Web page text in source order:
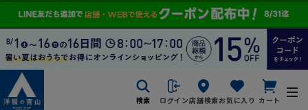
検索 ログイン店舗検索お気に入り カート